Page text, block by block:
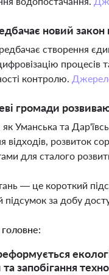
новий закон
створення
контролю.
громади
Уманська та
відходів, розвиток
для сталого
— це короткий
за добу
запобігання